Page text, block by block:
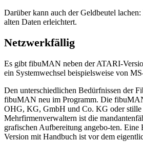
Darüber kann auch der Geldbeutel
alten Daten erleichtert.
Netzwerkfällig
Es gibt fibuMAN neben der ATARI-
ein Systemwechsel beispielsweise von
Den unterschiedlichen Bedürfnissen der
fibuMAN neu im Programm. Die
OHG, KG, GmbH und Co. KG oder stille
Mehrfirmenverwaltern ist die
grafischen Aufbereitung angebo-ten.
Version mit Handbuch ist vor dem